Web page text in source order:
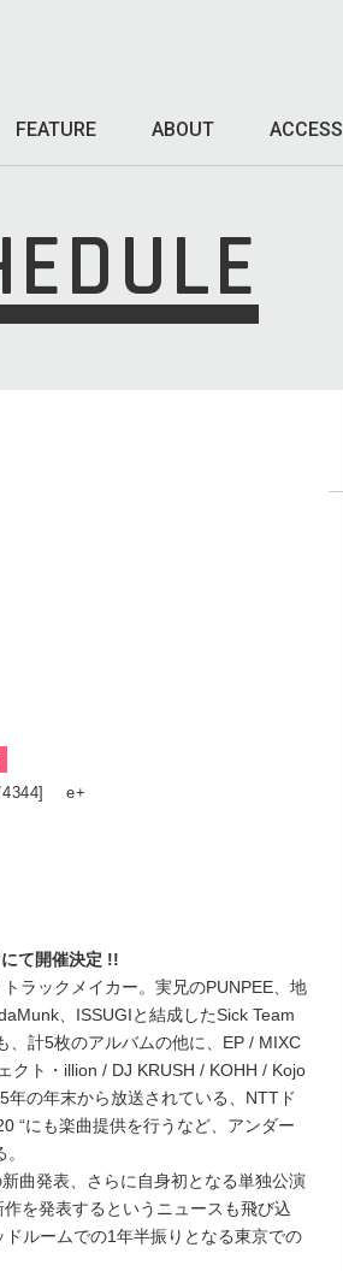
FEATURE ABOUT ACCESS
e+
て開催決定 !!
ラックメイカー。実兄のPUNPEE、地
、ISSUGIと結成したSick Team
、計5枚のアルバムの他に、EP / MIXC
クト・illion / DJ KRUSH / KOHH / Kojo
の年末から放送されている、NTTド
“にも楽曲提供を行うなど、アンダー
曲発表、さらに自身初となる単独公演
を発表するというニュースも飛び込
ルームでの1年半振りとなる東京での